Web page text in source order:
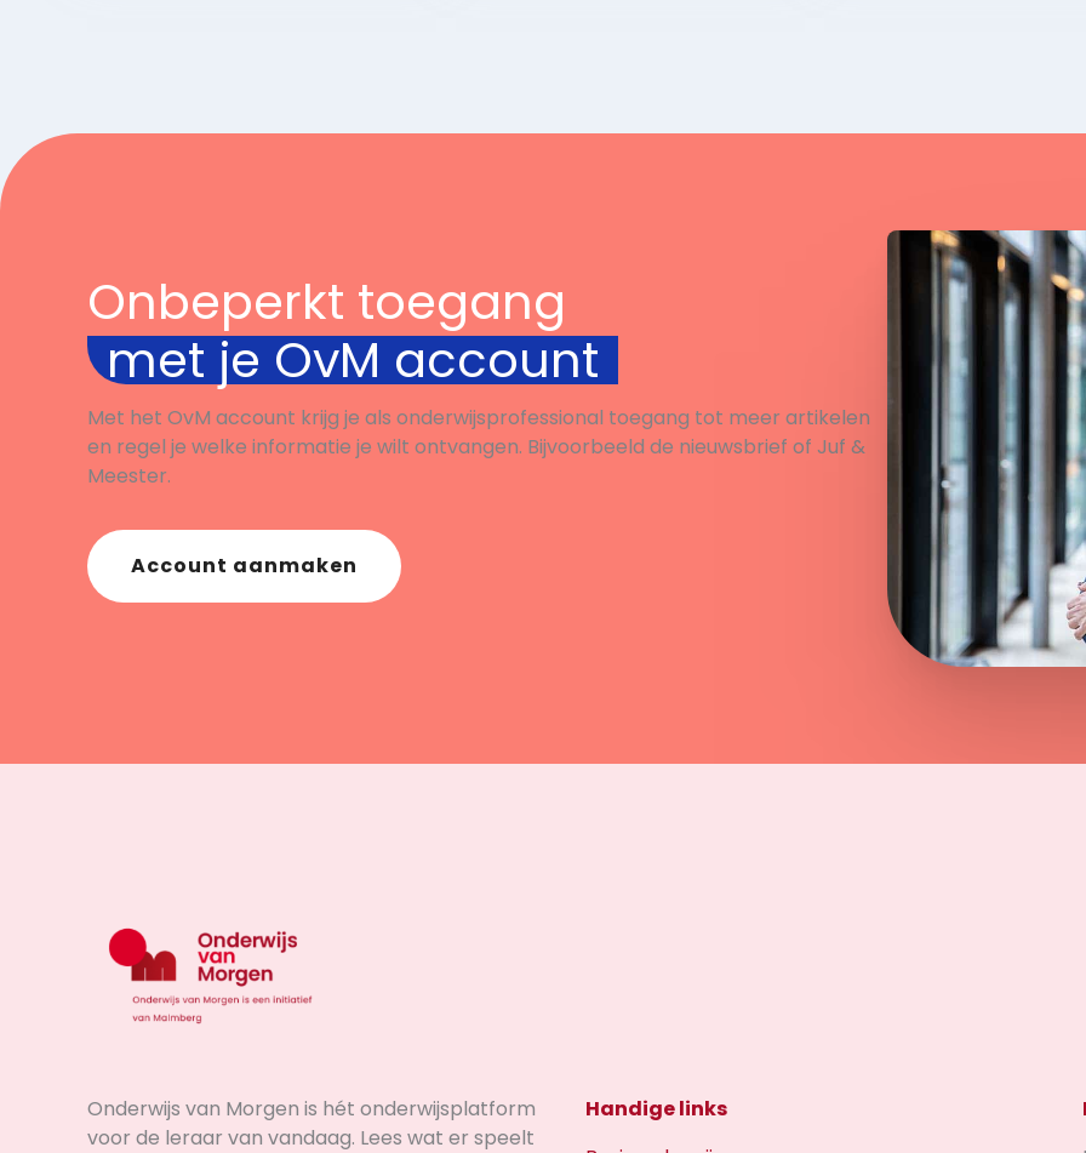
Onbeperkt toegang
met je OvM account
Met het OvM account krijg je als onderwijsprofessional toegang tot meer artikelen
en regel je welke informatie je wilt ontvangen. Bijvoorbeeld de nieuwsbrief of Juf &
Meester.
Account aanmaken
Onderwijs van Morgen is hét onderwijsplatform
voor de leraar van vandaag. Lees wat er speelt
Handige links